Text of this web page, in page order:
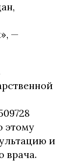
—
этому
и
врача.